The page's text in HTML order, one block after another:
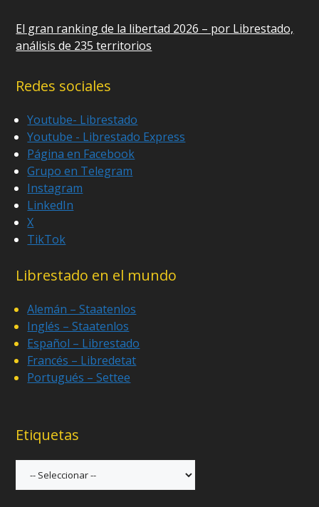
El gran ranking de la libertad 2026 – por Librestado,
análisis de 235 territorios
Redes sociales
Youtube- Librestado
Youtube - Librestado Express
Página en Facebook
Grupo en Telegram
Instagram
LinkedIn
X
TikTok
Librestado en el mundo
Alemán – Staatenlos
Inglés – Staatenlos
Español – Librestado
Francés – Libredetat
Portugués – Settee
Etiquetas